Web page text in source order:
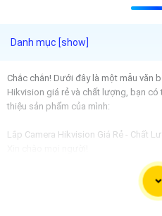
Chắc chắn! Dưới đây là một mẫu văn
Hikvision giá rẻ và chất lượng, bạn
thiệu sản phẩm của mình:
Lắp Camera Hikvision Giá Rẻ - Chất
Bạn đang tìm kiếm giải pháp an ninh
hay cửa hàng của mình? Hãy yên tâm
chúng tôi - mang đến sự an tâm và